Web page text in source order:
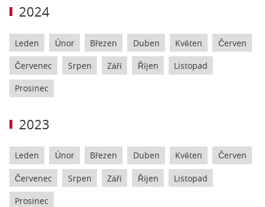
2024
Leden Únor Březen Duben Květen Červen
Červenec Srpen Září Říjen Listopad
Prosinec
2023
Leden Únor Březen Duben Květen Červen
Červenec Srpen Září Říjen Listopad
Prosinec